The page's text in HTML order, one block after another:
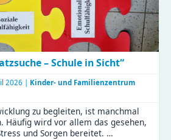
– Schule in Sicht“
2026 | Kinder- und Familienzentrum
zu begleiten, ist manchmal
Häufig wird vor allem das gesehen,
und Sorgen bereitet. …